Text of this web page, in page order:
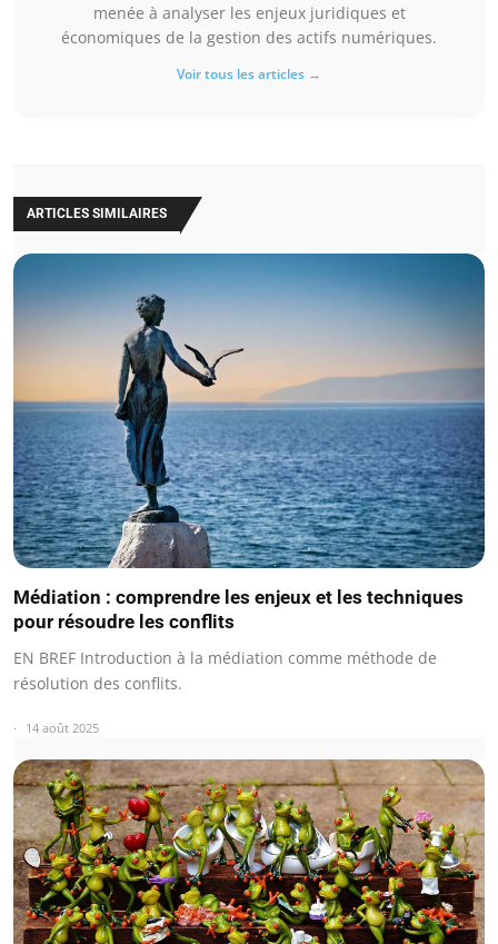
menée à analyser les enjeux juridiques et
économiques de la gestion des actifs numériques.
Voir tous les articles →
ARTICLES SIMILAIRES
Médiation : comprendre les enjeux et les techniques
pour résoudre les conflits
EN BREF Introduction à la médiation comme méthode de
résolution des conflits.
14 août 2025